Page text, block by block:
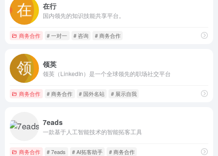
在行
国内领先的知识技能共享平台。
商务合作 # 一对一 # 咨询 # 商务合作
领英
领英（LinkedIn）是一个全球领先的职场社交平台
商务合作 # 商务合作 # 国外名站 # 展示自我
7eads
一款基于人工智能技术的智能拓客工具
商务合作 # 7eads # AI拓客助手 # 商务合作